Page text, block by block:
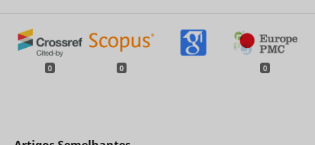
0 0 0